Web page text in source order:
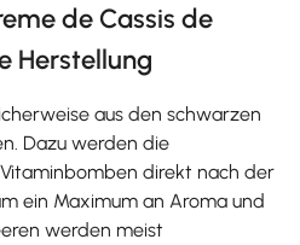
de Cassis de
Herstellung
aus den schwarzen
Dazu werden die
direkt nach der
ein Maximum an Aroma und
werden meist